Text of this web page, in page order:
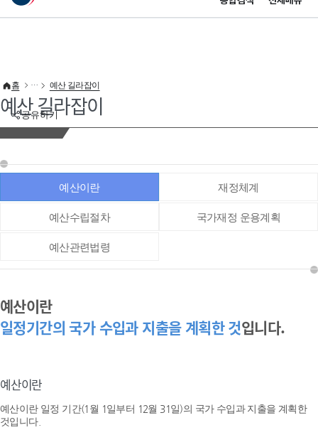
이 누리집은 대한민국 공식 전자정부 누리집입니다.
공유하기
홈 예산 길라잡이
예산 길라잡이
예산이란 재정체계
예산수립절차 국가재정 운용계획
예산관련법령
예산이란
일정기간의 국가 수입과 지출을 계획한 것입니다.
예산이란
예산이란 일정 기간(1월 1일부터 12월 31일)의 국가 수입과 지출을 계획한
것입니다.